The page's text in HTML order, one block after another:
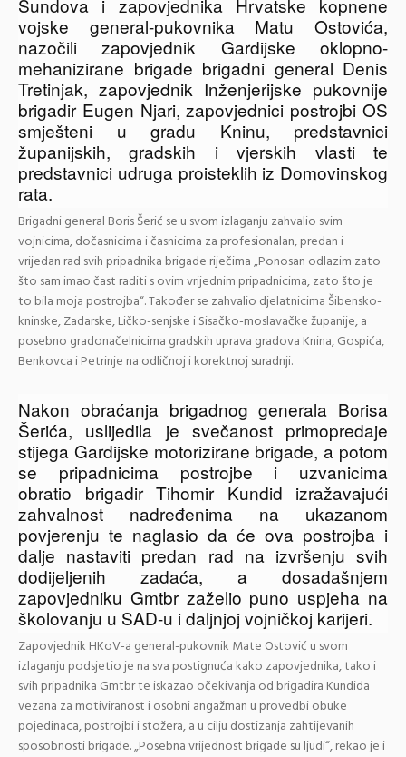
Šundova i zapovjednika Hrvatske kopnene
vojske general-pukovnika Matu Ostovića,
nazočili zapovjednik Gardijske oklopno-
mehanizirane brigade brigadni general Denis
Tretinjak, zapovjednik Inženjerijske pukovnije
brigadir Eugen Njari, zapovjednici postrojbi OS
smješteni u gradu Kninu, predstavnici
županijskih, gradskih i vjerskih vlasti te
predstavnici udruga proisteklih iz Domovinskog
rata.
Brigadni general Boris Šerić se u svom izlaganju zahvalio svim
vojnicima, dočasnicima i časnicima za profesionalan, predan i
vrijedan rad svih pripadnika brigade riječima „Ponosan odlazim zato
što sam imao čast raditi s ovim vrijednim pripadnicima, zato što je
to bila moja postrojba“. Također se zahvalio djelatnicima Šibensko-
kninske, Zadarske, Ličko-senjske i Sisačko-moslavačke županije, a
posebno gradonačelnicima gradskih uprava gradova Knina, Gospića,
Benkovca i Petrinje na odličnoj i korektnoj suradnji.
Nakon obraćanja brigadnog generala Borisa
Šerića, uslijedila je svečanost primopredaje
stijega Gardijske motorizirane brigade, a potom
se pripadnicima postrojbe i uzvanicima
obratio
brigadir Tihomir Kundid izražavajući
zahvalnost nadređenima na ukazanom
povjerenju te naglasio da će ova postrojba i
dalje nastaviti predan rad na izvršenju svih
dodijeljenih zadaća, a dosadašnjem
zapovjedniku Gmtbr zaželio puno uspjeha na
školovanju u SAD-u i daljnjoj vojničkoj karijeri.
Zapovjednik HKoV-a general-pukovnik Mate Ostović u svom
izlaganju podsjetio je na sva postignuća kako zapovjednika, tako i
svih pripadnika Gmtbr te iskazao očekivanja od brigadira Kundida
vezana za motiviranost i osobni angažman u provedbi obuke
pojedinaca, postrojbi i stožera, a u cilju dostizanja zahtijevanih
sposobnosti brigade. „Posebna vrijednost brigade su ljudi“, rekao je i